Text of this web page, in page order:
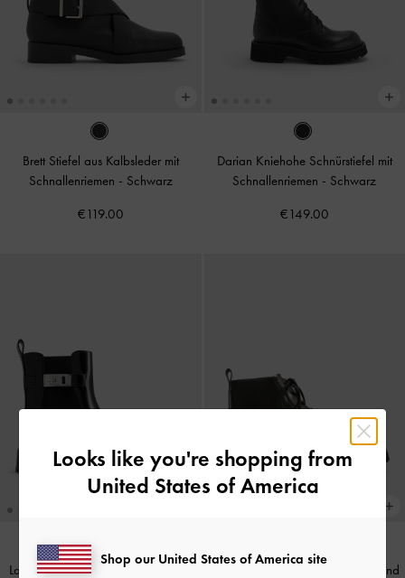
Brett Stiefel aus Kalbsleder mit
Schnallenriemen - Schwarz
€119.00
Darian Kniehohe Schnürstiefel mit
Schnallenriemen - Schwarz
€149.00
Lando Chelsea-Stiefel mit Metallic- Kampfstiefel mit geriffelter Sohle und
Looks like you're shopping from
United States of America
Shop our United States of America site